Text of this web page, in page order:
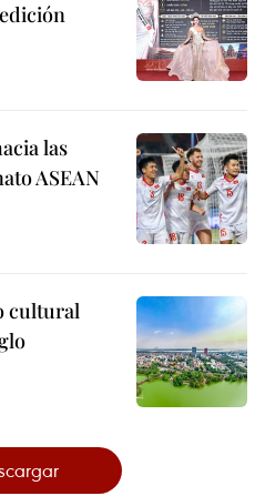
las
ASEAN
cultural